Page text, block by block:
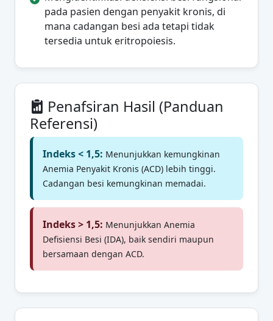
pada pasien dengan penyakit kronis, di
mana cadangan besi ada tetapi tidak
tersedia untuk eritropoiesis.
Penafsiran Hasil (Panduan
Referensi)
Indeks < 1,5: Menunjukkan kemungkinan
Anemia Penyakit Kronis (ACD) lebih tinggi.
Cadangan besi kemungkinan memadai.
Indeks > 1,5: Menunjukkan Anemia
Defisiensi Besi (IDA), baik sendiri maupun
bersamaan dengan ACD.